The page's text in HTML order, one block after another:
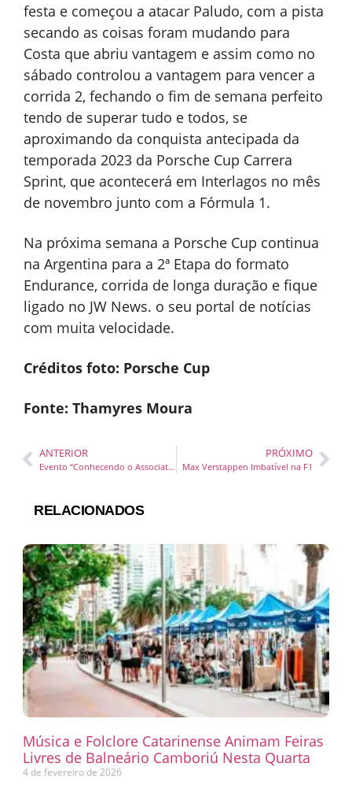
festa e começou a atacar Paludo, com a pista
secando as coisas foram mudando para
Costa que abriu vantagem e assim como no
sábado controlou a vantagem para vencer a
corrida 2, fechando o fim de semana perfeito
tendo de superar tudo e todos, se
aproximando da conquista antecipada da
temporada 2023 da Porsche Cup Carrera
Sprint, que acontecerá em Interlagos no mês
de novembro junto com a Fórmula 1.
Na próxima semana a Porsche Cup continua
na Argentina para a 2ª Etapa do formato
Endurance, corrida de longa duração e fique
ligado no JW News. o seu portal de notícias
com muita velocidade.
Créditos foto: Porsche Cup
Fonte: Thamyres Moura
ANTERIOR
Evento “Conhecendo o Associativismo” no Garten Shopping explora o poder do associativismo no empreendedorismo feminino
PRÓXIMO
Max Verstappen Imbatível na F1
RELACIONADOS
Música e Folclore Catarinense Animam Feiras
Livres de Balneário Camboriú Nesta Quarta
4 de fevereiro de 2026